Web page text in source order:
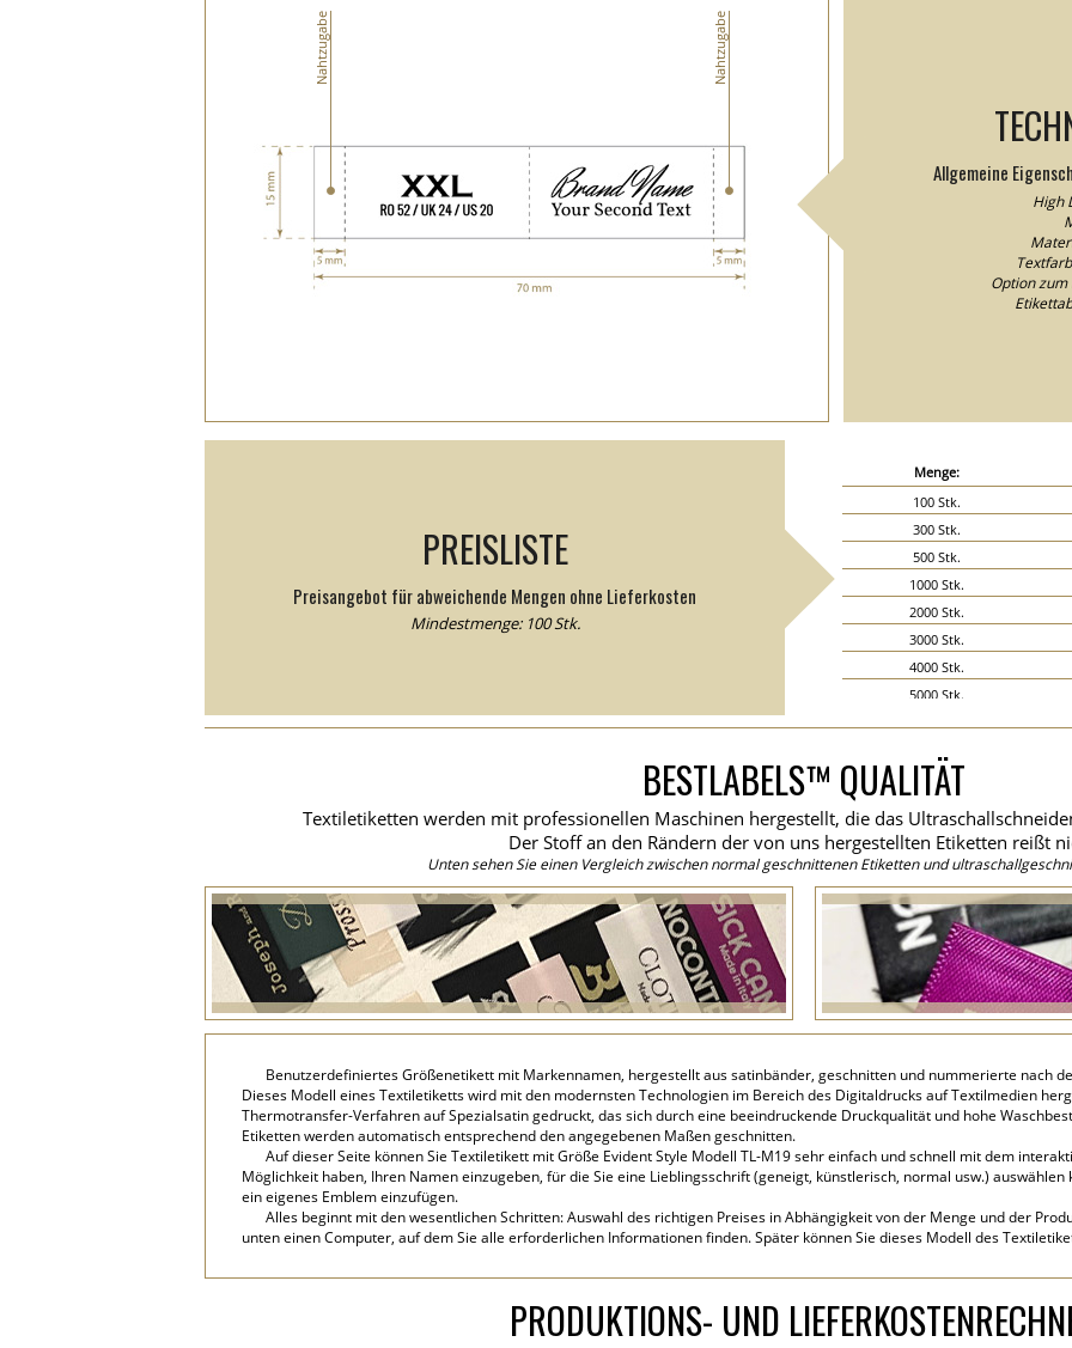
Allgemeine
High
Option zum
Nahtzugabe Nahtzugabe
PREISLISTE
Preisangebot für abweichende Mengen ohne Lieferkosten
Mindestmenge: 100 Stk.
Menge:
100 Stk.
300 Stk.
500 Stk.
1000 Stk.
2000 Stk.
3000 Stk.
4000 Stk.
5000 Stk.
8000 Stk.
10000 Stk.
15000 Stk.
20000 Stk.
BESTLABELS™ QUALITÄT
Textiletiketten werden mit professionellen Maschinen hergestellt, die das
Der Stoff an den Rändern der von uns hergestellten Etiketten reißt
Unten sehen Sie einen Vergleich zwischen normal geschnittenen Etiketten und
Benutzerdefiniertes Größenetikett mit Markennamen, hergestellt aus satinbänder, geschnitten und nummerierte nach
Dieses Modell eines Textiletiketts wird mit den modernsten Technologien im Bereich des Digitaldrucks auf Textilmedien
Thermotransfer-Verfahren auf Spezialsatin gedruckt, das sich durch eine beeindruckende Druckqualität und hohe
Etiketten werden automatisch entsprechend den angegebenen Maßen geschnitten.
Auf dieser Seite können Sie Textiletikett mit Größe Evident Style Modell TL-M19 sehr einfach und schnell mit dem
Möglichkeit haben, Ihren Namen einzugeben, für die Sie eine Lieblingsschrift (geneigt, künstlerisch, normal usw.)
ein eigenes Emblem einzufügen.
Alles beginnt mit den wesentlichen Schritten: Auswahl des richtigen Preises in Abhängigkeit von der Menge und der
unten einen Computer, auf dem Sie alle erforderlichen Informationen finden. Später können Sie dieses Modell des
PRODUKTIONS- UND